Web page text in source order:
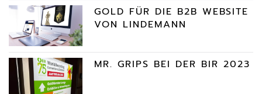
GOLD FÜR DIE B2B WEBSITE
VON LINDEMANN
MR. GRIPS BEI DER BIR 2023